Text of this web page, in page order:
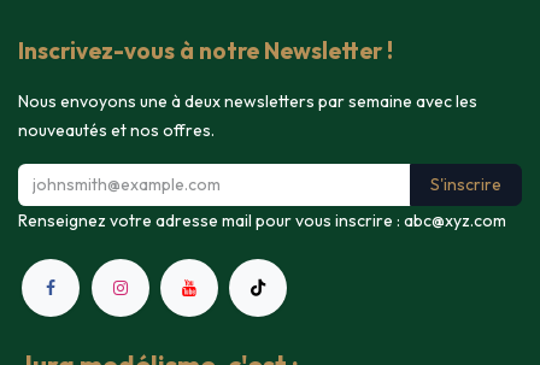
Inscrivez-vous à notre Newsletter !
Nous envoyons une à deux newsletters par semaine avec les
nouveautés et nos offres.
S'inscrire
Renseignez votre adresse mail pour vous inscrire : abc@xyz.com